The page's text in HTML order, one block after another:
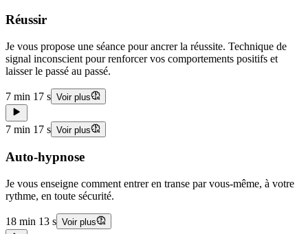
Réussir
Je vous propose une séance pour ancrer la réussite. Technique de
signal inconscient pour renforcer vos comportements positifs et
laisser le passé au passé.
7 min 17 s Voir plus
7 min 17 s Voir plus
Auto-hypnose
Je vous enseigne comment entrer en transe par vous-même, à votre
rythme, en toute sécurité.
18 min 13 s Voir plus